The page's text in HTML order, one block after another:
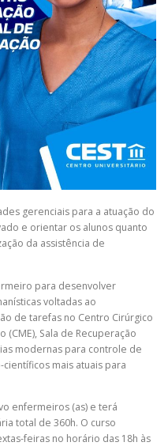
gerenciais para a atuação do
e orientar os alunos quanto
da assistência de
para desenvolver
voltadas ao
de tarefas no Centro Cirúrgico
(CME), Sala de Recuperação
modernas para controle de
mais atuais para
enfermeiros (as) e terá
total de 360h. O curso
feiras no horário das 18h às